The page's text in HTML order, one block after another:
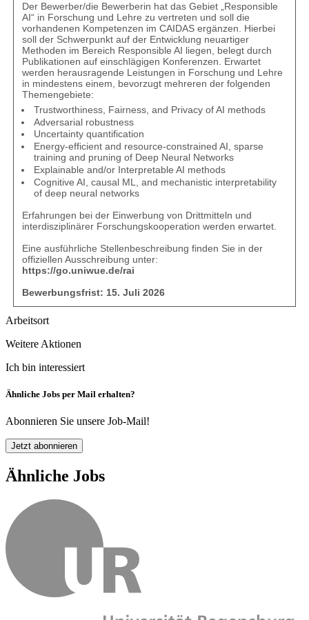
Der Bewerber/die Bewerberin hat das Gebiet „Responsible
AI“ in Forschung und Lehre zu vertreten und soll die
vorhandenen Kompetenzen im CAIDAS ergänzen. Hierbei
soll der Schwerpunkt auf der Entwicklung neuartiger
Methoden im Bereich Responsible AI liegen, belegt durch
Publikationen auf einschlägigen Konferenzen. Erwartet
werden herausragende Leistungen in Forschung und Lehre
in mindestens einem, bevorzugt mehreren der folgenden
Themengebiete:
Trustworthiness, Fairness, and Privacy of AI methods
Adversarial robustness
Uncertainty quantification
Energy-efficient and resource-constrained AI, sparse
training and pruning of Deep Neural Networks
Explainable and/or Interpretable AI methods
Cognitive AI, causal ML, and mechanistic interpretability
of deep neural networks
Erfahrungen bei der Einwerbung von Drittmitteln und
interdisziplinärer Forschungskooperation werden erwartet.
Eine ausführliche Stellenbeschreibung finden Sie in der
offiziellen Ausschreibung unter:
https://go.uniwue.de/rai
Bewerbungsfrist: 15. Juli 2026
Arbeitsort
Weitere Aktionen
Ich bin interessiert
Ähnliche Jobs per Mail erhalten?
Abonnieren Sie unsere Job-Mail!
Jetzt abonnieren
Ähnliche Jobs